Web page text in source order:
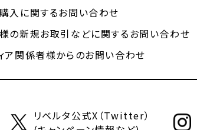
入に関するお問い合わせ
の新規お取引などに関するお問い合わせ
ア関係者様からのお問い合わせ
リベルタ公式X（Twitter）